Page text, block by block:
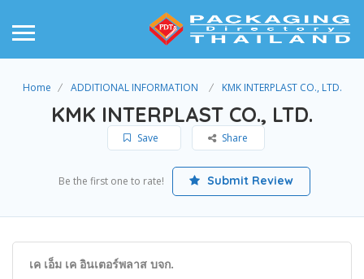
Home ADDITIONAL INFORMATION KMK INTERPLAST CO., LTD.
KMK INTERPLAST CO., LTD.
Save Share
Be the first one to rate! Submit Review
เค เอ็ม เค อินเตอร์พลาส บจก.